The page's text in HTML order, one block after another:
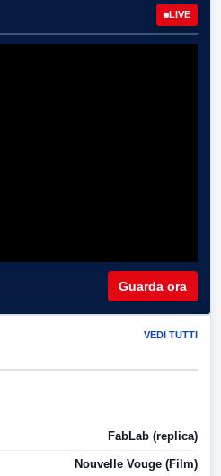
LIVE
Guarda ora
VEDI TUTTI
FabLab (replica)
Nouvelle Vouge (Film)